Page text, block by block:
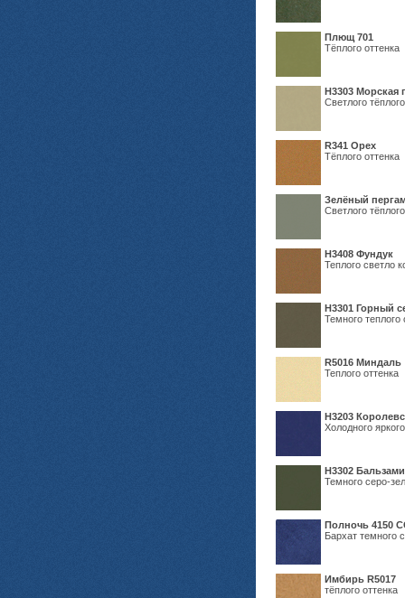
Плющ 701
Тёплого оттенка
H3303 Морская
Светлого
R341 Орех
Тёплого оттенка
Зелёный
Светлого
Н3408 Фундук
Теплого светло
Н3301 Горный
Темного теплого
R5016 Миндаль
Теплого оттенка
Н3203
Холодного
Н3302
Темного серо-
Полночь 4150
Бархат темного
Имбирь R5017
тёплого оттенка